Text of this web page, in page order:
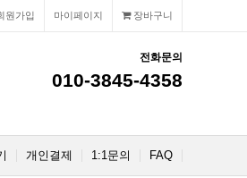
장바구니
마이페이지
원가입
전화문의
010-3845-4358
FAQ
1:1문의
개인결제